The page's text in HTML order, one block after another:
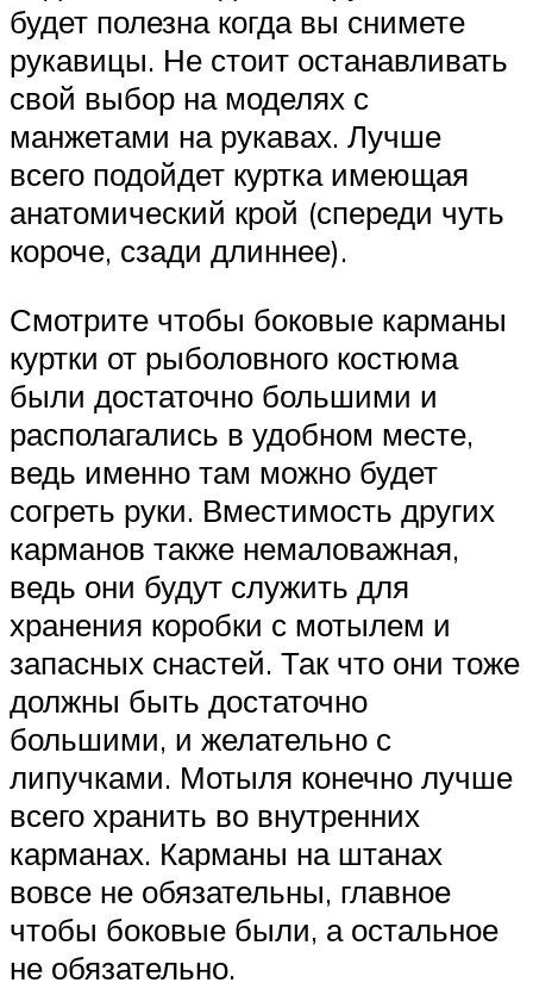
будет полезна когда вы снимете
рукавицы. Не стоит останавливать
свой выбор на моделях с
манжетами на рукавах. Лучше
всего подойдет куртка имеющая
анатомический крой (спереди чуть
короче, сзади длиннее).
Смотрите чтобы боковые карманы
куртки от рыболовного костюма
были достаточно большими и
располагались в удобном месте,
ведь именно там можно будет
согреть руки. Вместимость других
карманов также немаловажная,
ведь они будут служить для
хранения коробки с мотылем и
запасных снастей. Так что они тоже
должны быть достаточно
большими, и желательно с
липучками. Мотыля конечно лучше
всего хранить во внутренних
карманах. Карманы на штанах
вовсе не обязательны, главное
чтобы боковые были, а остальное
не обязательно.